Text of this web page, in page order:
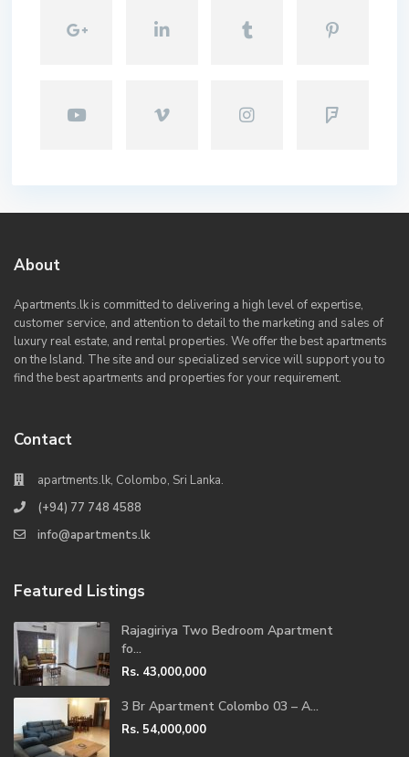
About
Apartments.lk is committed to delivering a high level of expertise,
customer service, and attention to detail to the marketing and sales of
luxury real estate, and rental properties. We offer the best apartments
on the Island. The site and our specialized service will support you to
find the best apartments and properties for your requirement.
Contact
apartments.lk, Colombo, Sri Lanka.
(+94) 77 748 4588
info@apartments.lk
Featured Listings
Rajagiriya Two Bedroom Apartment
fo...
Rs. 43,000,000
3 Br Apartment Colombo 03 – A...
Rs. 54,000,000